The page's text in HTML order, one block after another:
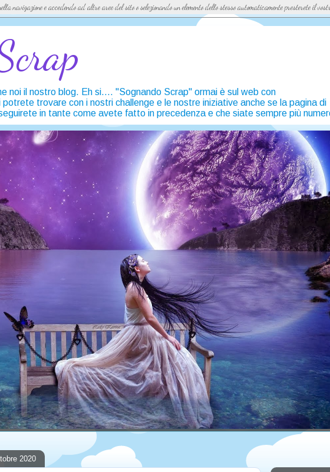
noi il nostro blog. Eh si.... "Sognando Scrap" ormai è sul web con
trovare con i nostri challenge e le nostre iniziative anche se la pagina di
in tante come avete fatto in precedenza e che siate sempre più
2020
navigazione e accedendo ad altre aree del sito o selezionando un elemento dello stesso automaticamente presterete il